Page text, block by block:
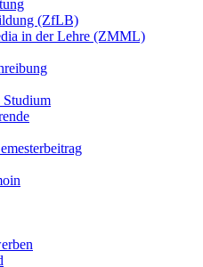
(ZfLB)
in der Lehre (ZMML)
Studium